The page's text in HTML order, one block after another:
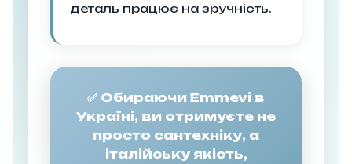
деталь працює на зручність.
✅ Обираючи Emmevi в
Україні, ви отримуєте не
просто сантехніку, а
італійську якість,